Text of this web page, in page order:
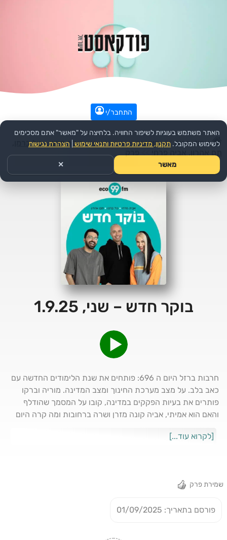
התחבר/י
עמוד הבית >> קומדיה >>הפודקאסט: בוקר חדש - טל ברמן,
בוקר חדש – שני, 1.9.25
חרבות ברזל היום ה 696: פותחים את שנת הלימודים החדשה עם
כאב בלב. על מצב מערכת החינוך ומצב המדינה. מוריה וברקו
פותרים את בעיות הפקקים במדינה, קובו על המסמך שהודלף
והאם הוא אמיתי, אביה קונה מזרן ושרה ברחובות ומה קרה היום
[לקרוא עוד...]
שמירת פרק
פורסם בתאריך: 01/09/2025
האתר משתמש בעוגיות לשיפור החוויה. בלחיצה על "מאשר" אתם מסכימים
לשימוש המקובל. תקנון, מדיניות פרטיות ותנאי שימוש הצהרת נגישות
מאשר ✕